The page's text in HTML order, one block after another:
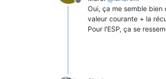
OfflineOui, ça me semble
valeur courante + la
Pour l'ESP, ça se